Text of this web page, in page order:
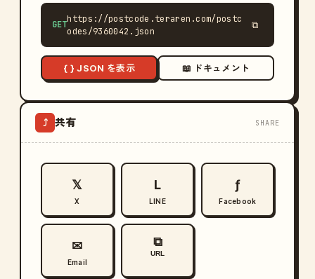
GET
https://postcode.teraren.com/postc
odes/9360042.json
⧉
{ } JSON を表示 📖 ドキュメント
⤴ 共有 SHARE
𝕏
X
L
LINE
ƒ
Facebook
✉
Email
⧉
URL